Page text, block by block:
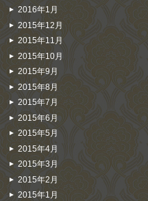
2016年1月
2015年12月
2015年11月
2015年10月
2015年9月
2015年8月
2015年7月
2015年6月
2015年5月
2015年4月
2015年3月
2015年2月
2015年1月